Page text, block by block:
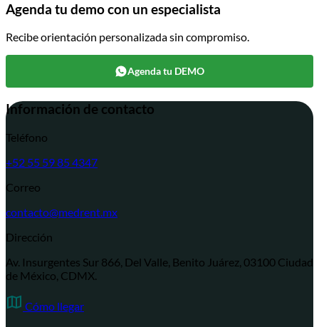
Agenda tu demo con un especialista
Recibe orientación personalizada sin compromiso.
Agenda tu DEMO
Información de contacto
Teléfono
+52 55 59 85 4347
Correo
contacto@medrent.mx
Dirección
Av. Insurgentes Sur 866, Del Valle, Benito Juárez, 03100 Ciudad
de México, CDMX.
Cómo llegar